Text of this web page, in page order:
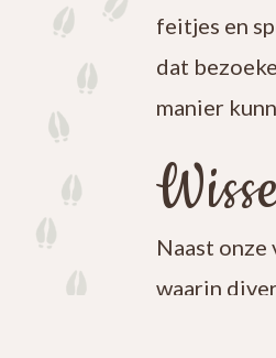
feitjes en
dat
manier
Naast
waarin